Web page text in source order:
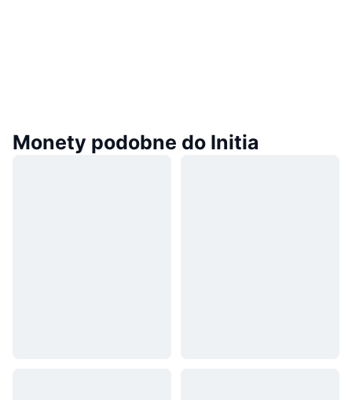
Monety podobne do Initia